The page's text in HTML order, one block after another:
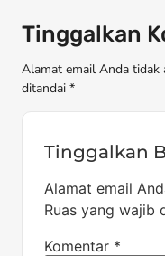
Tinggalkan
Alamat email Anda tidak
ditandai *
Tinggalkan
Alamat email
Ruas yang wajib
Komentar *